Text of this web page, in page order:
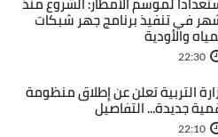
في تنفيذ برنامج جهر شبكات
والأودية
22:30
التربية تعلن عن إطلاق منظومة
جديدة... التفاصيل
22:10